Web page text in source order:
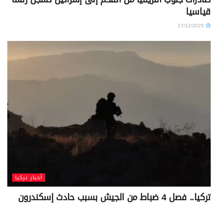
قياسيا
أخبار تركيا
تركيا.. فصل 4 ضباط من الجيش بسبب حادث إسكندرون